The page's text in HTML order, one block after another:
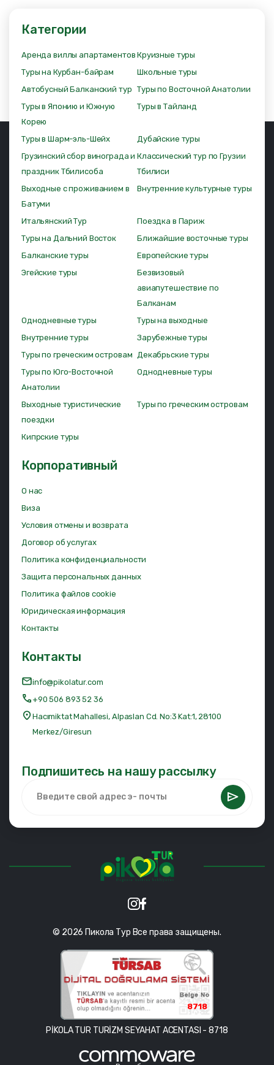
Категории
Аренда виллы апартаментов Круизные туры
Туры на Курбан-байрам
Школьные туры
Автобусный Балканский тур Туры по Восточной Анатолии
Туры в Японию и Южную
Корею
Туры в Тайланд
Туры в Шарм-эль-Шейх
Дубайские туры
Грузинский сбор винограда и
праздник Тбилисоба
Классический тур по Грузии
Тбилиси
Выходные с проживанием в
Батуми
Внутренние культурные туры
Итальянский Тур
Поездка в Париж
Туры на Дальний Восток
Ближайшие восточные туры
Балканские туры
Европейские туры
Эгейские туры
Безвизовый
авиапутешествие по
Балканам
Однодневные туры
Туры на выходные
Внутренние туры
Зарубежные туры
Туры по греческим островам
Декабрьские туры
Туры по Юго-Восточной
Анатолии
Однодневные туры
Выходные туристические
поездки
Туры по греческим островам
Кипрские туры
Корпоративный
О нас
Виза
Условия отмены и возврата
Договор об услугах
Политика конфиденциальности
Защита персональных данных
Политика файлов cookie
Юридическая информация
Контакты
Контакты
info@pikolatur.com
+90 506 893 52 36
Hacımiktat Mahallesi, Alpaslan Cd. No:3 Kat:1, 28100
Merkez/Giresun
Подпишитесь на нашу рассылку
© 2026 Пикола Тур Все права защищены.
8718
PİKOLA TUR TURİZM SEYAHAT ACENTASI - 8718